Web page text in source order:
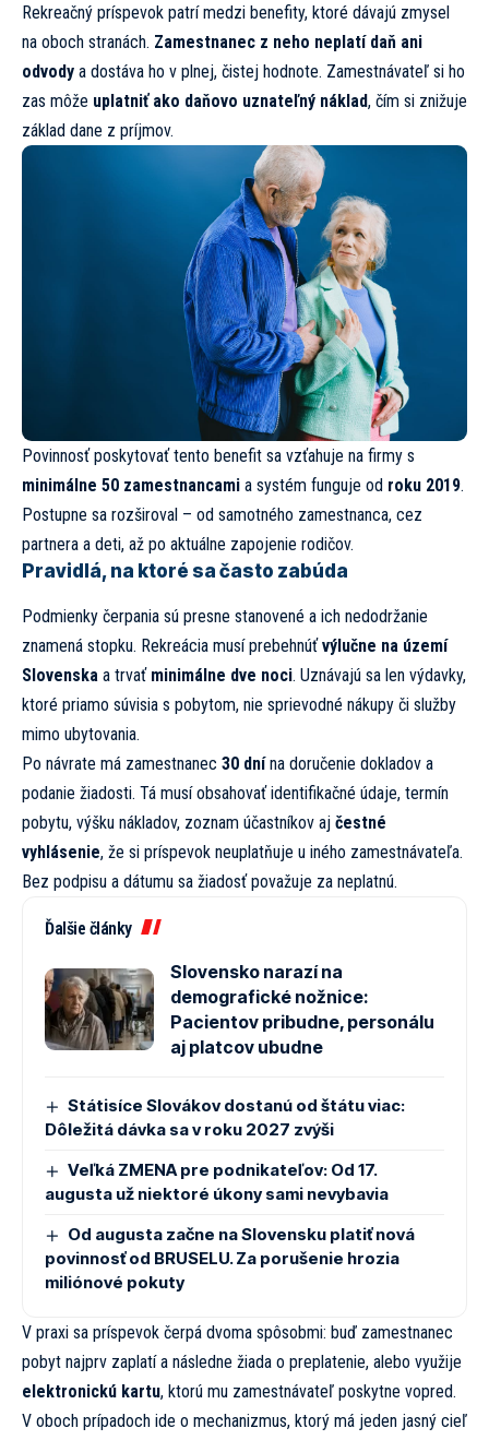
Rekreačný príspevok patrí medzi benefity, ktoré dávajú zmysel
na oboch stranách. Zamestnanec z neho neplatí daň ani
odvody a dostáva ho v plnej, čistej hodnote. Zamestnávateľ si ho
zas môže uplatniť ako daňovo uznateľný náklad, čím si znižuje
základ dane z príjmov.
Povinnosť poskytovať tento benefit sa vzťahuje na firmy s
minimálne 50 zamestnancami a systém funguje od roku 2019.
Postupne sa rozširoval – od samotného zamestnanca, cez
partnera a deti, až po aktuálne zapojenie rodičov.
Pravidlá, na ktoré sa často zabúda
Podmienky čerpania sú presne stanovené a ich nedodržanie
znamená stopku. Rekreácia musí prebehnúťvýlučne na území
Slovenska a trvať minimálne dve noci. Uznávajú sa len výdavky,
ktoré priamo súvisia s pobytom, nie sprievodné nákupy či služby
mimo ubytovania.
Po návrate má zamestnanec 30 dnína doručenie dokladov a
podanie žiadosti. Tá musí obsahovať identifikačné údaje, termín
pobytu, výšku nákladov, zoznam účastníkov aj čestné
vyhlásenie, že si príspevok neuplatňuje u iného zamestnávateľa.
Bez podpisu a dátumu sa žiadosť považuje za neplatnú.
Ďalšie články
Slovensko narazí na
demografické nožnice:
Pacientov pribudne, personálu
aj platcov ubudne
Státisíce Slovákov dostanú od štátu viac:
Dôležitá dávka sa v roku 2027 zvýši
Veľká ZMENA pre podnikateľov: Od 17.
augusta už niektoré úkony sami nevybavia
Od augusta začne na Slovensku platiť nová
povinnosť od BRUSELU. Za porušenie hrozia
miliónové pokuty
V praxi sa príspevok čerpá dvoma spôsobmi: buď zamestnanec
pobyt najprv zaplatí a následne žiada o preplatenie, alebo využije
elektronickú kartu, ktorú mu zamestnávateľ poskytne vopred.
V oboch prípadoch ide o mechanizmus, ktorý má jeden jasný cieľ